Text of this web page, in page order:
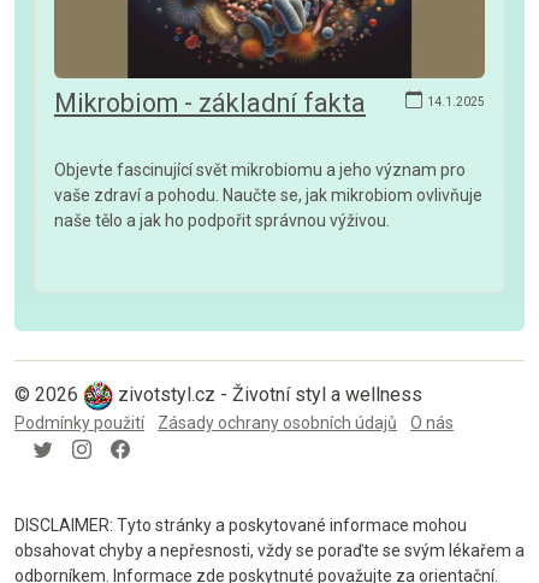
14.1.2025
Mikrobiom - základní fakta
Objevte fascinující svět mikrobiomu a jeho význam pro
vaše zdraví a pohodu. Naučte se, jak mikrobiom ovlivňuje
naše tělo a jak ho podpořit správnou výživou.
© 2026 zivotstyl.cz - Životní styl a wellness
Podmínky použití Zásady ochrany osobních údajů O nás
DISCLAIMER: Tyto stránky a poskytované informace mohou
obsahovat chyby a nepřesnosti, vždy se poraďte se svým lékařem a
odborníkem. Informace zde poskytnuté považujte za orientační.